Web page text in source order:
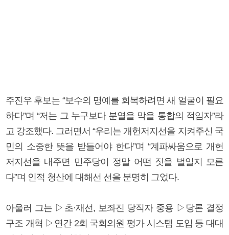
주진우 후보는 “보수의 명예를 회복하려면 새 얼굴이 필요
하다”며 “저는 그 누구보다 분열을 막을 통합의 적임자”라
고 강조했다. 그러면서 “우리는 개헌저지선을 지켜주신 국
민의 소중한 뜻을 받들어야 한다”며 “계파싸움으로 개헌
저지선을 내주면 민주당이 정말 어떤 짓을 벌일지 모른
다”며 인적 청산에 대해선 선을 분명히 그었다.
아울러 그는 ▷초·재선, 보좌진 당직자 중용 ▷당론 결정
구조 개혁 ▷연간 2회 국회의원 평가 시스템 도입 등 대대